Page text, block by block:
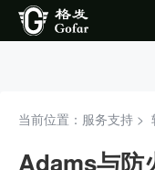
当前位置：服务支持 >
Adams与防